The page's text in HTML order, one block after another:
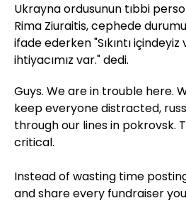
Ukrayna ordusunun tıbbi
Rima Ziuraitis, cephede
ifade ederken "Sıkıntı içindeyiz
ihtiyacımız var." dedi.
Guys. We are in trouble here.
keep everyone distracted,
through our lines in pokrovsk.
critical.
Instead of wasting time
and share every fundraiser